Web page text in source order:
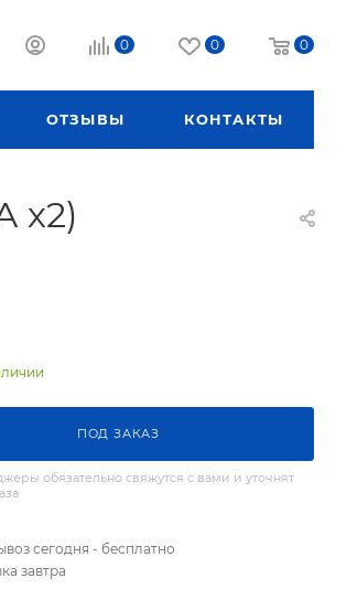
0 0 0
ОТЗЫВЫ КОНТАКТЫ
х2)
ПОД ЗАКАЗ
обязательно свяжутся с вами и уточнят
сегодня - бесплатно
завтра